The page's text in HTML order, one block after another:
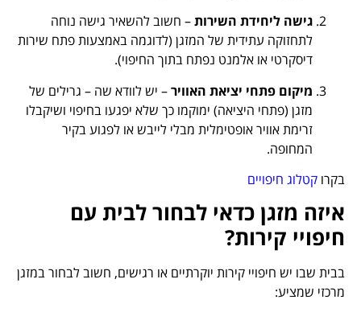
גישה ליחידת השירות– חשוב להשאיר גישה נוחה
לתחזוקה עתידית של המזגן (לדוגמה באמצעות פתח שירות
דיסקרטי או אלמנט נפתח בתוך החיפוי).
מיקום פתחי יציאת האוויר– יש לוודא שה – גרילים של
מזגן (פתחי היציאה) ימוקמו כך שלא יפגעו בחיפוי ושיקבלו
זרימת אוויר אופטימלית מבלי לייבש או לפגוע בקיר
המחופה.
בקרוקטלוג חיפויים
איזה מזגן כדאי לבחור לבית עם
חיפויי קירות?
בבית שבו יש חיפויי קירות יוקרתיים או רגישים, חשוב לבחורבמזגן
מרכזישמציע: